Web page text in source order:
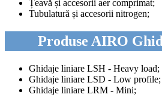
Țeavă și accesorii aer comprimat;
Tubulatură și accesorii nitrogen;
Produse AIRO
Ghidaje liniare LSH - Heavy load;
Ghidaje liniare LSD - Low profile;
Ghidaje liniare LRM - Mini;